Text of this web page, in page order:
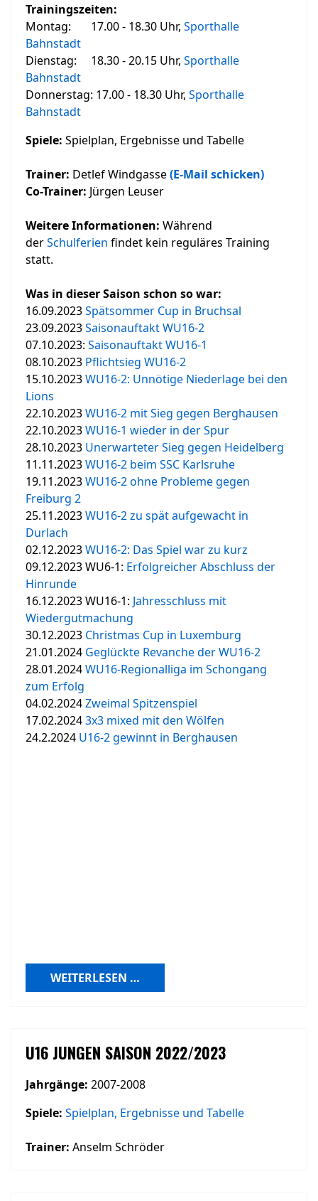
Trainingszeiten:
Montag: 17.00 - 18.30 Uhr, Sporthalle
Bahnstadt
Dienstag: 18.30 - 20.15 Uhr, Sporthalle
Bahnstadt
Donnerstag: 17.00 - 18.30 Uhr, Sporthalle
Bahnstadt
Spiele: Spielplan, Ergebnisse und Tabelle
Trainer: Detlef Windgasse(E-Mail schicken)
Co-Trainer: Jürgen Leuser
Weitere Informationen: Während
derSchulferien findet kein reguläres Training
statt.
Was in dieser Saison schon so war:
16.09.2023Spätsommer Cup in Bruchsal
23.09.2023Saisonauftakt WU16-2
07.10.2023: Saisonauftakt WU16-1
08.10.2023 Pflichtsieg WU16-2
15.10.2023WU16-2: Unnötige Niederlage bei den
Lions
22.10.2023WU16-2 mit Sieg gegen Berghausen
22.10.2023WU16-1 wieder in der Spur
28.10.2023 Unerwarteter Sieg gegen Heidelberg
11.11.2023WU16-2 beim SSC Karlsruhe
19.11.2023WU16-2 ohne Probleme gegen
Freiburg 2
25.11.2023WU16-2 zu spät aufgewacht in
Durlach
02.12.2023WU16-2: Das Spiel war zu kurz
09.12.2023 WU6-1: Erfolgreicher Abschluss der
Hinrunde
16.12.2023 WU16-1: Jahresschluss mit
Wiedergutmachung
30.12.2023 Christmas Cup in Luxemburg
21.01.2024 Geglückte Revanche der WU16-2
28.01.2024WU16-Regionalliga im Schongang
zum Erfolg
04.02.2024Zweimal Spitzenspiel
17.02.20243x3 mixed mit den Wölfen
24.2.2024 U16-2 gewinnt in Berghausen
WEITERLESEN …
U16 JUNGEN SAISON 2022/2023
Jahrgänge: 2007-2008
Spiele: Spielplan, Ergebnisse und Tabelle
Trainer: Anselm Schröder